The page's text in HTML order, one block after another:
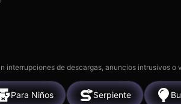
de descargas, anuncios intrusivos
Para Niños Serpiente